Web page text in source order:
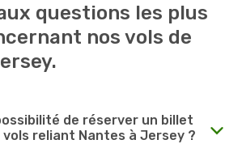
questions les plus
nos vols de
de réserver un billet
reliant Nantes à Jersey ?